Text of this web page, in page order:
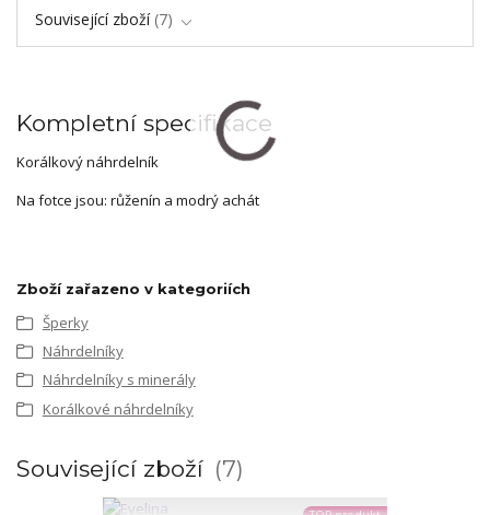
Související zboží 7
Kompletní specifikace
Korálkový náhrdelník
Na fotce jsou: růženín a modrý achát
Zboží zařazeno v kategoriích
Šperky
Náhrdelníky
Náhrdelníky s minerály
Korálkové náhrdelníky
Související zboží 7